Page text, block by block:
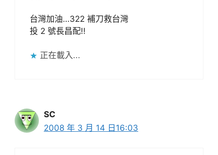
台灣加油…322 補刀救台灣
投 2 號長昌配!!
正在載入...
SC
2008 年 3 月 14 日16:03